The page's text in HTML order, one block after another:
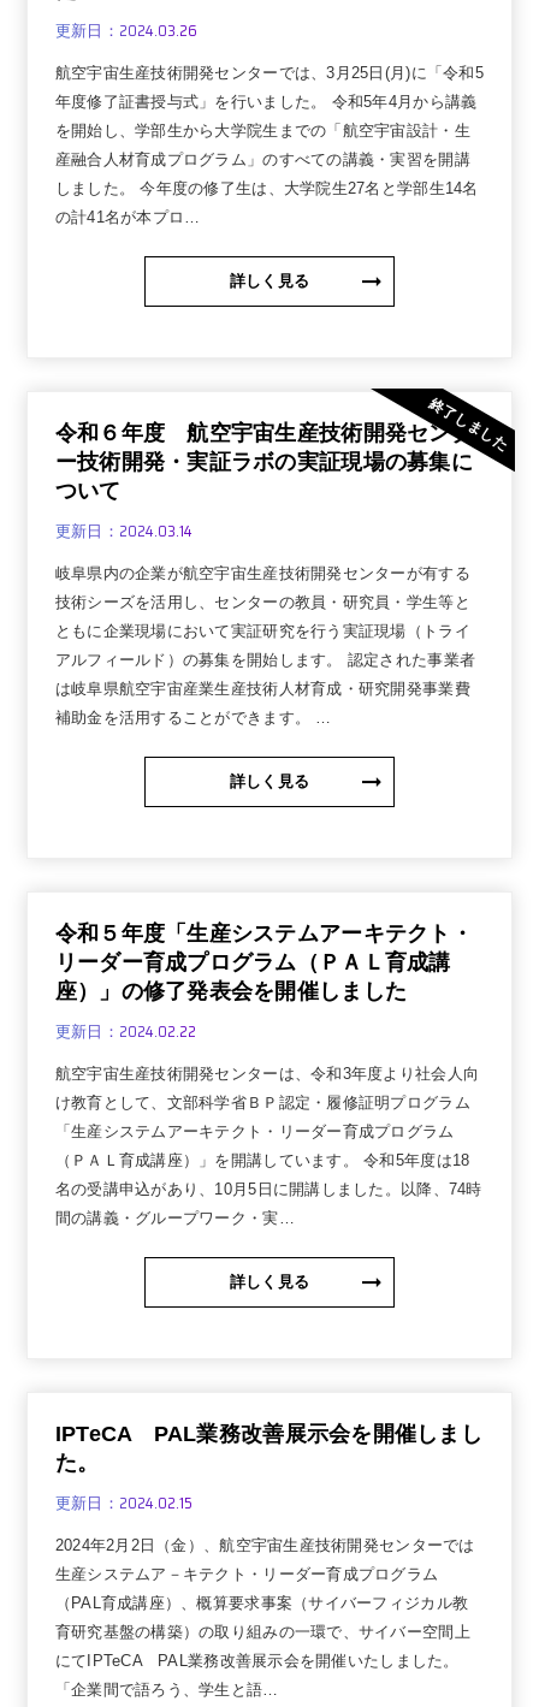
更新日： 2024.03.26
航空宇宙生産技術開発センターでは、3月25日(月)に「令和5
年度修了証書授与式」を行いました。 令和5年4月から講義
を開始し、学部生から大学院生までの「航空宇宙設計・生
産融合人材育成プログラム」のすべての講義・実習を開講
しました。 今年度の修了生は、大学院生27名と学部生14名
の計41名が本プロ…
詳しく見る
終了しました
令和６年度 航空宇宙生産技術開発センタ
ー技術開発・実証ラボの実証現場の募集に
ついて
更新日： 2024.03.14
岐阜県内の企業が航空宇宙生産技術開発センターが有する
技術シーズを活用し、センターの教員・研究員・学生等と
ともに企業現場において実証研究を行う実証現場（トライ
アルフィールド）の募集を開始します。 認定された事業者
は岐阜県航空宇宙産業生産技術人材育成・研究開発事業費
補助金を活用することができます。 …
詳しく見る
令和５年度「生産システムアーキテクト・
リーダー育成プログラム（ＰＡＬ育成講
座）」の修了発表会を開催しました
更新日： 2024.02.22
航空宇宙生産技術開発センターは、令和3年度より社会人向
け教育として、文部科学省ＢＰ認定・履修証明プログラム
「生産システムアーキテクト・リーダー育成プログラム
（ＰＡＬ育成講座）」を開講しています。 令和5年度は18
名の受講申込があり、10月5日に開講しました。以降、74時
間の講義・グループワーク・実…
詳しく見る
IPTeCA PAL業務改善展示会を開催しまし
た。
更新日： 2024.02.15
2024年2月2日（金）、航空宇宙生産技術開発センターでは
生産システムア－キテクト・リーダー育成プログラム
（PAL育成講座）、概算要求事案（サイバーフィジカル教
育研究基盤の構築）の取り組みの一環で、サイバー空間上
にてIPTeCA PAL業務改善展示会を開催いたしました。
「企業間で語ろう、学生と語…